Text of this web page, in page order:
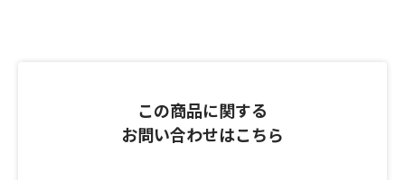
この商品に関する
お問い合わせはこちら